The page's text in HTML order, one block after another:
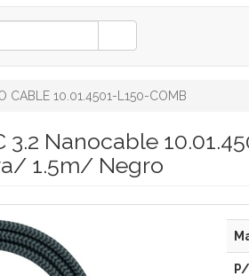
CABLE 10.01.4501-L150-COMB
Nanocable
1.5m/ Negro